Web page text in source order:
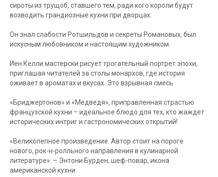
сироты из трущоб, ставшего тем, ради кого короли будут
возводить грандиозные кухни при дворцах.
Он знал слабости Ротшильдов и секреты Романовых, был
искусным любовником и настоящим художником.
Иен Келли мастерски рисует трогательный портрет эпохи,
приглашая читателей за столы монархов, где история
оживает в ароматах и вкусах. Это взрывная смесь
«Бриджертонов» и «Медведя», приправленная страстью
французской кухни – идеальное блюдо для тех, кто жаждет
исторических интриг и гастрономических открытий!
«Великолепное произведение. Автор стоит на пороге
нового, рок-н-ролльного направления в кулинарной
литературе». – Энтони Бурден, шеф-повар, икона
американской кухни